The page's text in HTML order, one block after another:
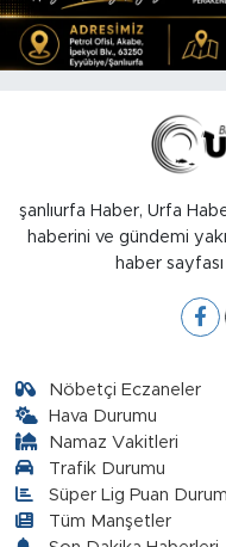
şanlıurfa Haber, Urfa
haberini ve gündemi
haber
Nöbetçi Eczaneler
Hava Durumu
Namaz Vakitleri
Trafik Durumu
Süper Lig Puan
Tüm Manşetler